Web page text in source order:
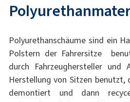
Polyurethanschäume sind ein
Polstern der Fahrersitze
durch Fahrzeughersteller und
Herstellung von Sitzen
demontiert und dann